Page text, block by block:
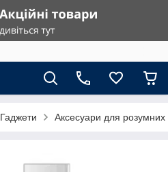
Гаджети Аксесуари для розумних